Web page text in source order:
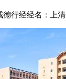
行经经名：上